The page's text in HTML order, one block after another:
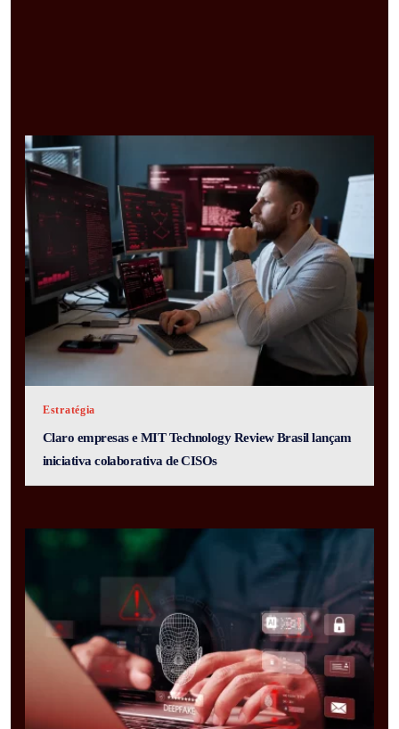
Estratégia
Claro empresas e MIT Technology Review Brasil lançam
iniciativa colaborativa de CISOs